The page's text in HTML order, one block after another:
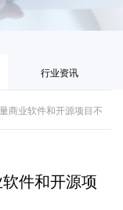
行业资讯
商业软件和开源项目不
件和开源项